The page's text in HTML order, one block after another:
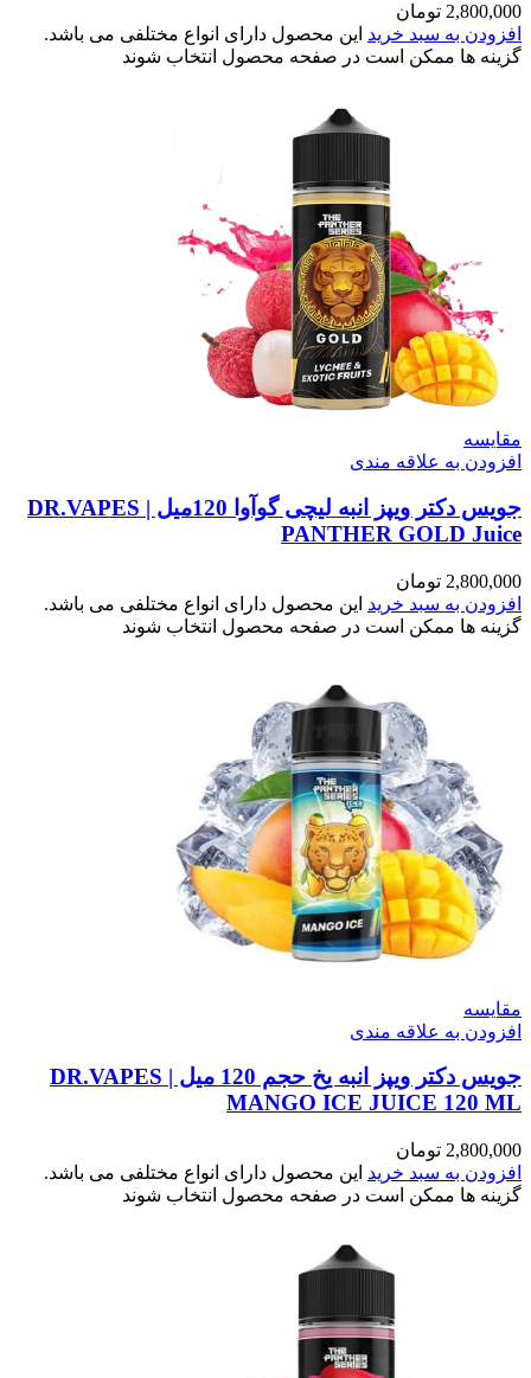
2,800,000 تومان
افزودن به سبد خرید این محصول دارای انواع مختلفی می باشد.
گزینه ها ممکن است در صفحه محصول انتخاب شوند
مقایسه
افزودن به علاقه مندی
جویس دکتر ویپز انبه لیچی گوآوا 120میل | DR.VAPES
PANTHER GOLD Juice
2,800,000 تومان
افزودن به سبد خرید این محصول دارای انواع مختلفی می باشد.
گزینه ها ممکن است در صفحه محصول انتخاب شوند
مقایسه
افزودن به علاقه مندی
جویس دکتر ویپز انبه یخ حجم 120 میل | DR.VAPES
MANGO ICE JUICE 120 ML
2,800,000 تومان
افزودن به سبد خرید این محصول دارای انواع مختلفی می باشد.
گزینه ها ممکن است در صفحه محصول انتخاب شوند